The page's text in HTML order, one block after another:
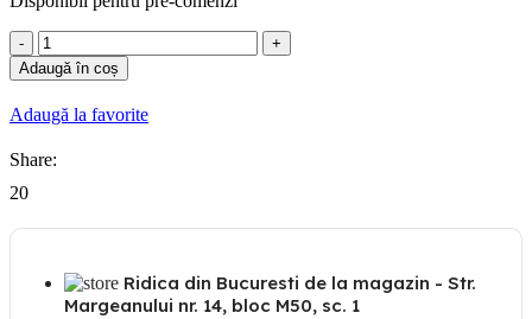
Cantitate
Suport
Omega
150mm
Adaugă în coș
Adaugă la favorite
Share:
20
Ridica din Bucuresti de la magazin - Str.
Margeanului nr. 14, bloc M50, sc. 1